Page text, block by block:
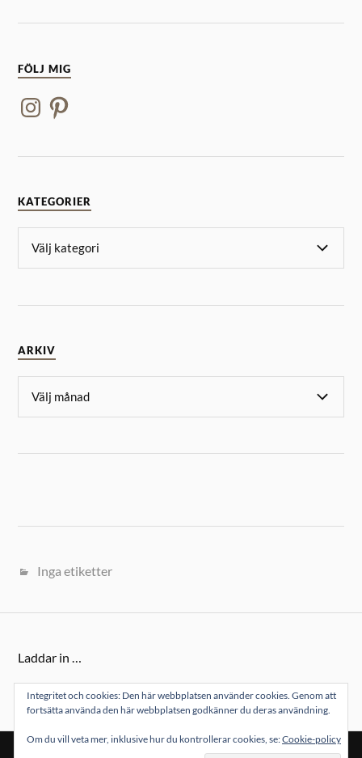
FÖLJ MIG
KATEGORIER
ARKIV
Inga etiketter
Laddar in …
Integritet och cookies: Den här webbplatsen använder cookies. Genom att
fortsätta använda den här webbplatsen godkänner du deras användning.
Om du vill veta mer, inklusive hur du kontrollerar cookies, se:Cookie-policy